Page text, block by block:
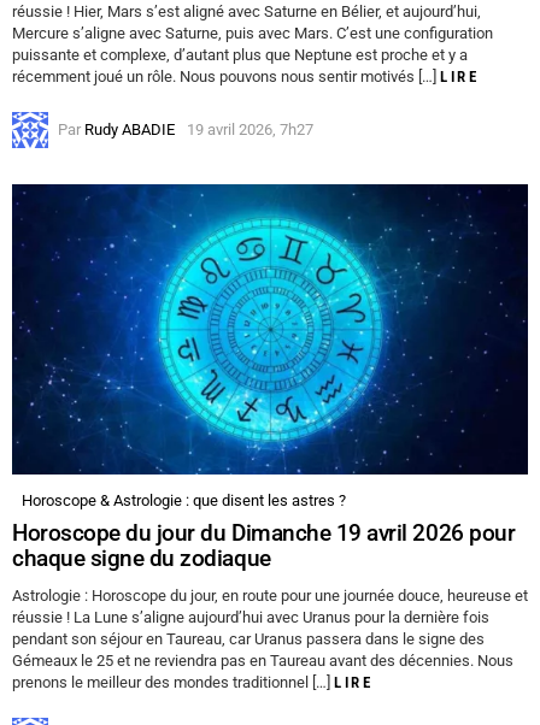
réussie ! Hier, Mars s’est aligné avec Saturne en Bélier, et aujourd’hui,
Mercure s’aligne avec Saturne, puis avec Mars. C’est une configuration
puissante et complexe, d’autant plus que Neptune est proche et y a
récemment joué un rôle. Nous pouvons nous sentir motivés […] LIRE
Par Rudy ABADIE 19 avril 2026, 7h27
Horoscope & Astrologie : que disent les astres ?
Horoscope du jour du Dimanche 19 avril 2026 pour
chaque signe du zodiaque
Astrologie : Horoscope du jour, en route pour une journée douce, heureuse et
réussie ! La Lune s’aligne aujourd’hui avec Uranus pour la dernière fois
pendant son séjour en Taureau, car Uranus passera dans le signe des
Gémeaux le 25 et ne reviendra pas en Taureau avant des décennies. Nous
prenons le meilleur des mondes traditionnel […] LIRE